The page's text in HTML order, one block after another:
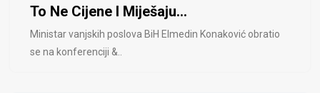
To Ne Cijene I Miješaju...
Ministar vanjskih poslova BiH Elmedin Konaković obratio
se na konferenciji &..